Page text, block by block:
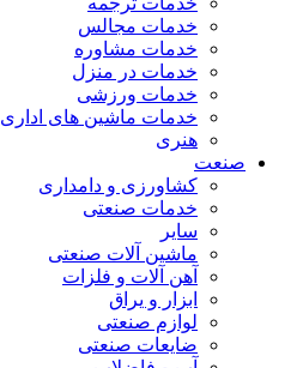
خدمات مجالس
خدمات مشاوره
خدمات در منزل
خدمات ورزشی
خدمات ماشین های اداری
هنری
صنعت
کشاورزی و دامداری
خدمات صنعتی
سایر
ماشین آلات صنعتی
آهن آلات و فلزات
ابزار و یراق
لوازم صنعتی
ضایعات صنعتی